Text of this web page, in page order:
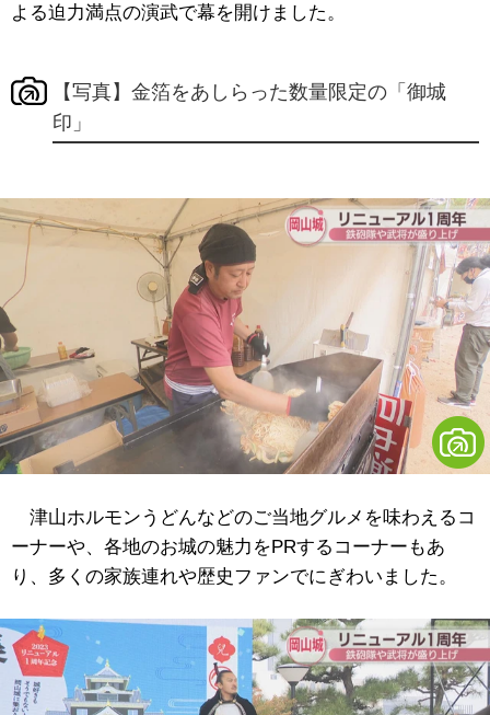
よる迫力満点の演武で幕を開けました。
【写真】金箔をあしらった数量限定の「御城
印」
津山ホルモンうどんなどのご当地グルメを味わえるコ
ーナーや、各地のお城の魅力をPRするコーナーもあ
り、多くの家族連れや歴史ファンでにぎわいました。